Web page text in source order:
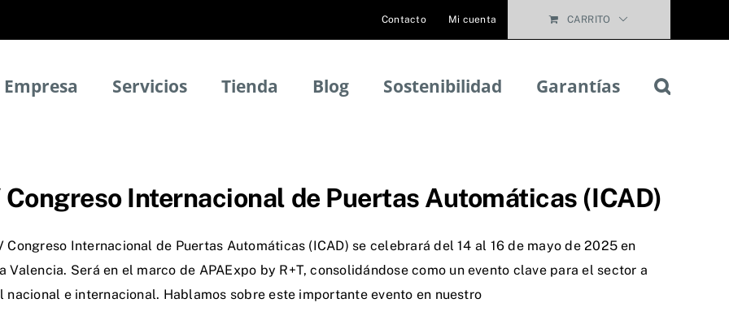
Contacto Mi cuenta CARRITO
Empresa Servicios Tienda Blog Sostenibilidad Garantías
Congreso Internacional de Puertas Automáticas (ICAD)
Congreso Internacional de Puertas Automáticas (ICAD) se celebrará del 14 al 16 de mayo de 2025 en
Valencia. Será en el marco de APAExpo by R+T, consolidándose como un evento clave para el sector a
nacional e internacional. Hablamos sobre este importante evento en nuestro